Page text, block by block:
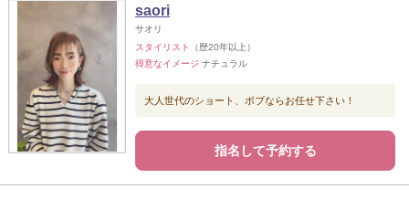
saori
サオリ
スタイリスト
（歴20年以上）
得意なイメージ ナチュラル
大人世代のショート、ボブならお任せ下さい！
指名して予約する